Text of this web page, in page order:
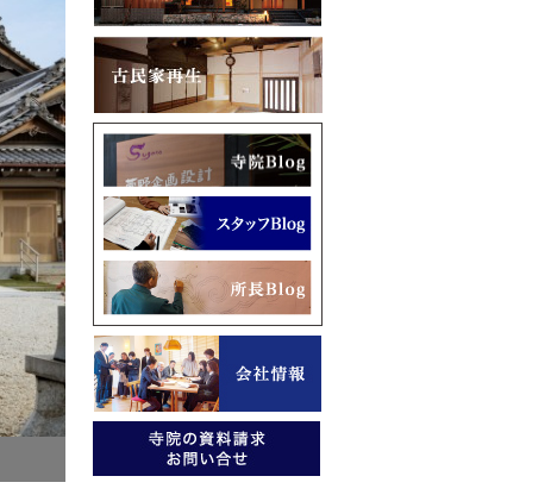
旧本堂、大玄関は解体撤去しましたが、唐屋根は再利用しました。